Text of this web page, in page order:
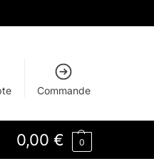
Commande
0,00 € 0